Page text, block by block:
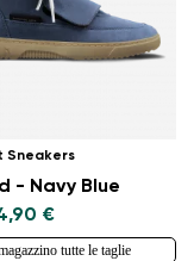
Sneakers
- Navy Blue
€
tutte le taglie